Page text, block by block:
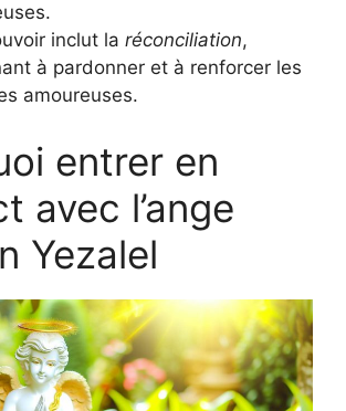
inclut la réconciliation,
à pardonner et à renforcer les
amoureuses.
entrer en
avec l’ange
Yezalel